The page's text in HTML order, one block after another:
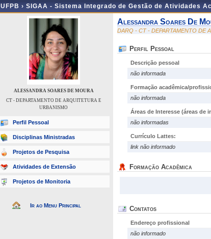
UFPB › SIGAA - Sistema Integrado de Gestão de Atividades
ALESSANDRA SOARES DE MOURA
CT - DEPARTAMENTO DE ARQUITETURA E
URBANISMO
Perfil Pessoal
Disciplinas Ministradas
Projetos de Pesquisa
Atividades de Extensão
Projetos de Monitoria
Ir ao Menu Principal
Alessandra Soares De
DARQ - CT - DEPARTAMENTO DE
Perfil Pessoal
Descrição pessoal
não informada
Formação acadêmica/
não informada
Áreas de Interesse (áreas de
não informadas
Currículo Lattes:
link não informado
Formação Acadêmica
Contatos
Endereço profissional
não informado